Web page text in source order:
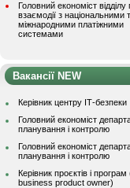
Головний економіст відділу
взаємодії з національними
міжнародними платіжними
системами
Вакансії NEW
Керівник центру ІТ-безпеки
Головний економіст
планування і контролю
Головний економіст
планування і контролю
Керівник проєктів і
business product owner)